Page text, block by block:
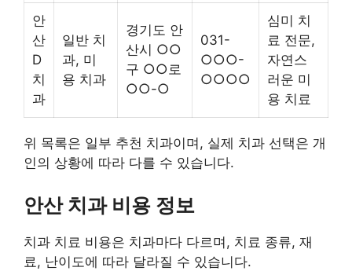
안
산
D
치
과
일반 치
과, 미
용 치과
경기도 안
산시 ○○
구 ○○로
○○-○
031-
○○○-
○○○○
심미 치
료 전문,
자연스
러운 미
용 치료
위 목록은 일부 추천 치과이며, 실제 치과 선택은 개
인의 상황에 따라 다를 수 있습니다.
안산 치과 비용 정보
치과 치료 비용은 치과마다 다르며, 치료 종류, 재
료, 난이도에 따라 달라질 수 있습니다.